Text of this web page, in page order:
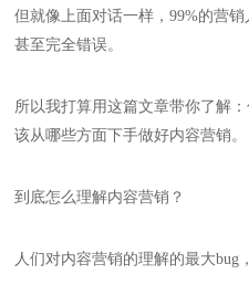
但就像上面对话一样，99%的营
甚至完全错误。
所以我打算用这篇文章带你了解
该从哪些方面下手做好内容营销。
到底怎么理解内容营销？
人们对内容营销的理解的最大bug